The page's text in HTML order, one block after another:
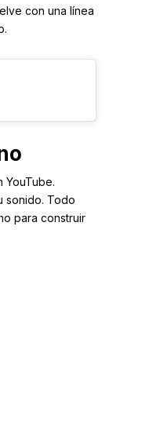
con una línea
YouTube.
sonido. Todo
para construir